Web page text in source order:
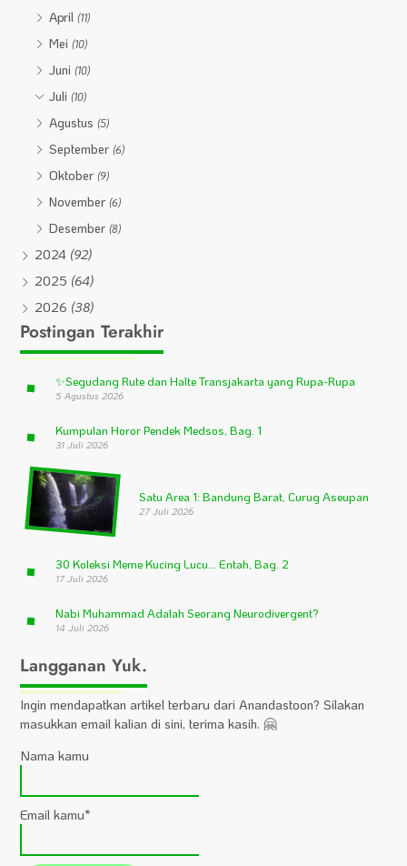
April(11)
Mei(10)
Juni(10)
Juli(10)
Agustus(5)
September(6)
Oktober(9)
November(6)
Desember(8)
2024 (92)
2025 (64)
2026 (38)
Postingan Terakhir
✨Segudang Rute dan Halte Transjakarta yang Rupa-Rupa
5 Agustus 2026
Kumpulan Horor Pendek Medsos, Bag. 1
31 Juli 2026
Satu Area 1: Bandung Barat, Curug Aseupan
27 Juli 2026
30 Koleksi Meme Kucing Lucu… Entah, Bag. 2
17 Juli 2026
Nabi Muhammad Adalah Seorang Neurodivergent?
14 Juli 2026
Langganan Yuk.
Ingin mendapatkan artikel terbaru dari Anandastoon? Silakan
masukkan email kalian di sini, terima kasih. 🤗
Nama kamu
Email kamu*